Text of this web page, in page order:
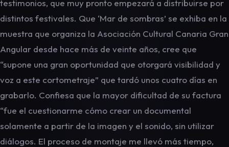
testimonios, que muy pronto empezará a distribuirse por
distintos festivales. Que ‘Mar de sombras’ se exhiba en la
muestra que organiza la Asociación Cultural Canaria Gran
Angular desde hace más de veinte años, cree que
“supone una gran oportunidad que otorgará visibilidad y
voz a este cortometraje” que tardó unos cuatro días en
grabarlo. Confiesa que la mayor dificultad de su factura
“fue el cuestionarme cómo crear un documental
solamente a partir de la imagen y el sonido, sin utilizar
diálogos. El proceso de montaje me llevó más tiempo,